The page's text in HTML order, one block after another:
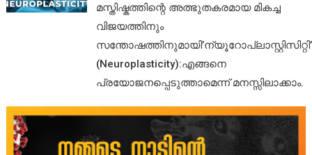
മസ്തിഷ്കത്തിന്റെ അത്ഭുതകരമായ മികച്ച
വിജയത്തിനും
സന്തോഷത്തിനുമായി’ന്യൂറോപ്ലാസ്റ്റിസിറ്റി’
(Neuroplasticity):എങ്ങനെ
പ്രയോജനപ്പെടുത്താമെന്ന് മനസ്സിലാക്കാം.